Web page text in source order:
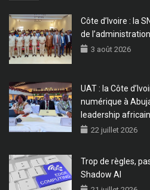
Côte d’Ivoire : la
de
3 août 2026
UAT : la Côte
numérique à
leadership africain
22 juillet 2026
Trop de règles,
Shadow AI